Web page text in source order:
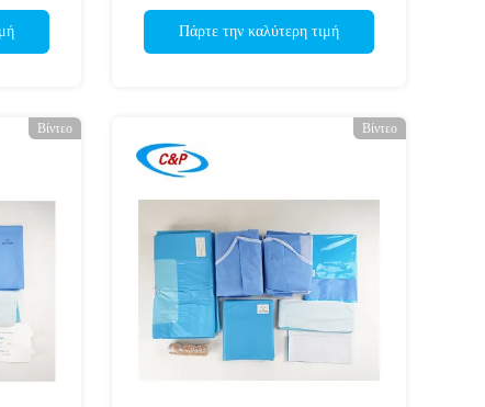
Πάρτε την καλύτερη τιμή
Βίντεο Βίντεο